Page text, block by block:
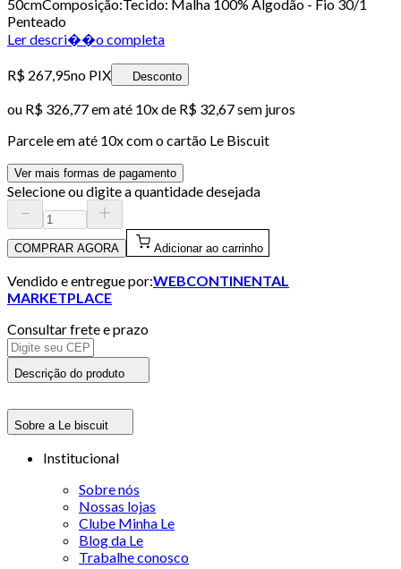
50cmComposição:Tecido: Malha 100% Algodão - Fio 30/1
Penteado
Ler descri��o completa
R$ 267,95no PIX Desconto
ou R$ 326,77em até 10x de R$ 32,67 sem juros
Parcele em até 10x com o cartão Le Biscuit
Ver mais formas de pagamento
Selecione ou digite a quantidade desejada
COMPRAR AGORA Adicionar ao carrinho
Vendido e entregue por:WEBCONTINENTAL
MARKETPLACE
Consultar frete e prazo
Descrição do produto
Sobre a Le biscuit
Institucional
Sobre nós
Nossas lojas
Clube Minha Le
Blog da Le
Trabalhe conosco